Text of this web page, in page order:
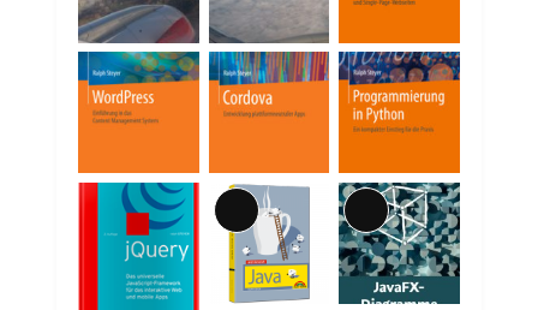
Lange
Beschreibung
Lange
Beschreibung